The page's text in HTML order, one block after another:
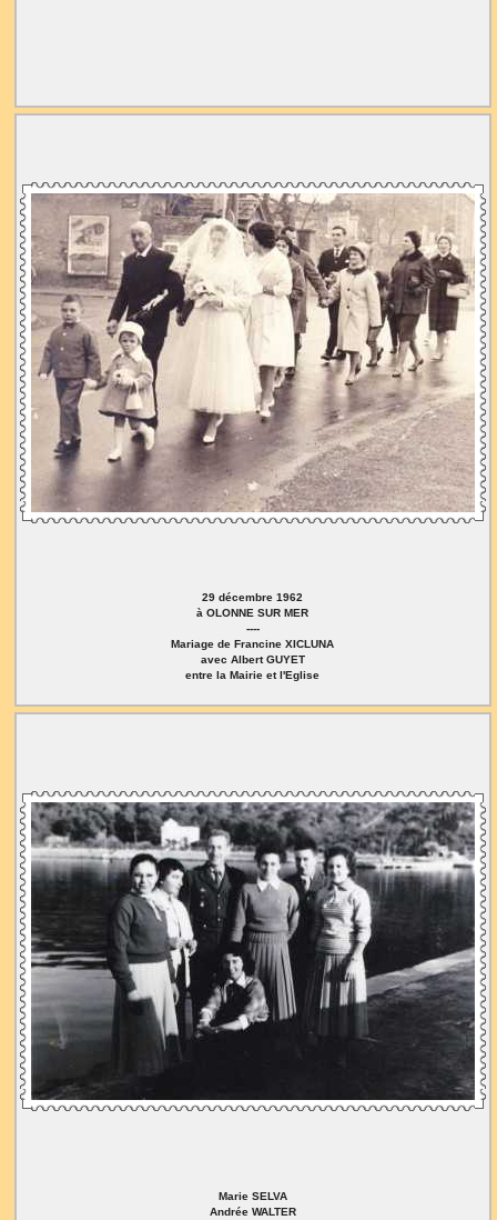
29 décembre 1962
à OLONNE SUR MER
----
Mariage de Francine XICLUNA
avec Albert GUYET
entre la Mairie et l'Eglise
Marie SELVA
Andrée WALTER